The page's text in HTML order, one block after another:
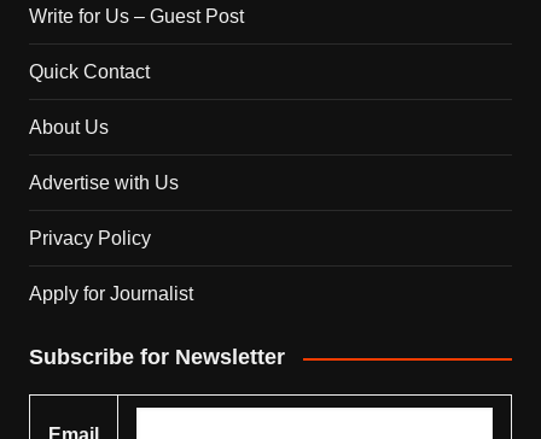
Write for Us – Guest Post
Quick Contact
About Us
Advertise with Us
Privacy Policy
Apply for Journalist
Subscribe for Newsletter